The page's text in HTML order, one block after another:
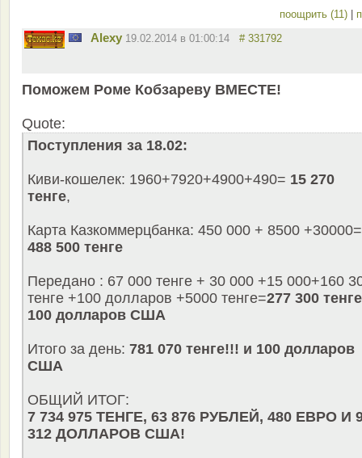
поощрить (11) |
Alexy 19.02.2014 в 01:00:14 # 331792
Поможем Роме Кобзареву ВМЕСТЕ!
Quote:
Поступления за 18.02:
Киви-кошелек: 1960+7920+4900+490= 15 270
тенге,
Карта Казкоммерцбанка: 450 000 + 8500 +30000=
488 500 тенге
Передано : 67 000 тенге + 30 000 +15 000+160
тенге +100 долларов +5000 тенге=277 300
100 долларов США
Итого за день: 781 070 тенге!!! и 100 долларов
США
ОБЩИЙ ИТОГ:
7 734 975 ТЕНГЕ, 63 876 РУБЛЕЙ, 480 ЕВРО И
312 ДОЛЛАРОВ США!